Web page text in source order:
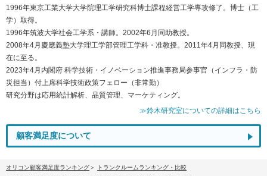
1996年東京工業大学大学院理工学研究科博士課程経営工学専攻修了。博士（工
学）取得。
1996年筑波大学社会工学系・講師。2002年6月同助教授。
2008年4月慶應義塾大学理工学部管理工学科・准教授。2011年4月同教授、現
在に至る。
2023年4月内閣府 科学技術・イノベーション推進事務局参事官（インフラ・防
災担当）付上席科学技術政策フェロー（非常勤）
研究分野は応用統計解析、品質管理、マーケティング。
≫鈴木研究室についての詳細はこちら
顧客満足度について
オリコン顧客満足度ランキング
トランクルームランキング・比較